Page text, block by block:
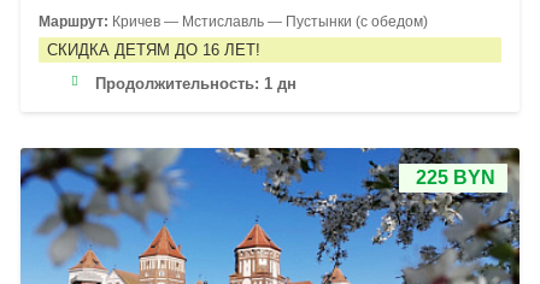
Маршрут: Кричев — Мстиславль — Пустынки (с обедом)
СКИДКА ДЕТЯМ ДО 16 ЛЕТ!
Продолжительность: 1 дн
225 BYN